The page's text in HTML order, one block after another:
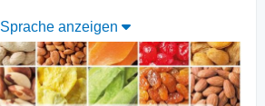
anzeigen